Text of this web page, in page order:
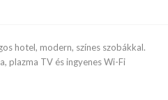
hotel, modern, színes szobákkal.
plazma TV és ingyenes Wi-Fi